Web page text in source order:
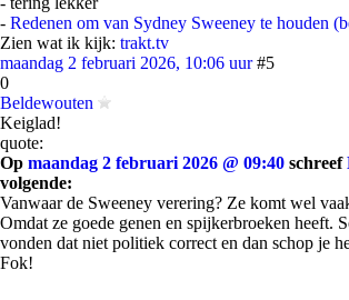
- Redenen om van Sydney Sweeney te houden
Zien wat ik kijk: trakt.tv
maandag 2 februari 2026, 10:06 uur #5
0
Beldewouten
Keiglad!
quote:
Op maandag 2 februari 2026 @ 09:40 schreef
volgende:
Vanwaar de Sweeney verering? Ze komt wel
Omdat ze goede genen en spijkerbroeken heeft.
vonden dat niet politiek correct en dan schop je
Fok!